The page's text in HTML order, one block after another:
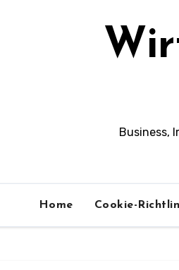
Business,
Home Cookie-